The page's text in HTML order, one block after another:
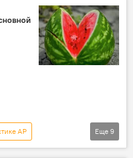
Расходы
АР
Россия
Еще 9